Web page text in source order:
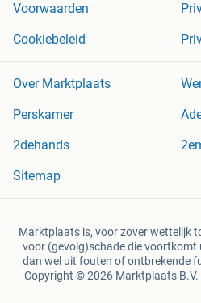
Voorwaarden
Cookiebeleid
Over Marktplaats
Perskamer
2dehands
Sitemap
Marktplaats is, voor zover wettelijk
voor (gevolg)schade die voortkomt
dan wel uit fouten of ontbrekende
Copyright © 2026 Marktplaats